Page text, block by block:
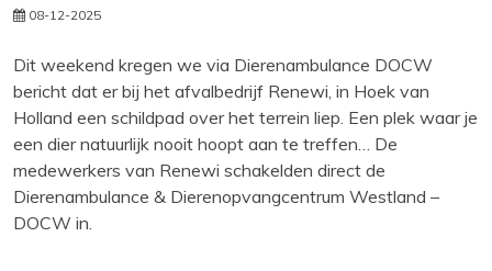
08-12-2025
Dit weekend kregen we via Dierenambulance DOCW
bericht dat er bij het afvalbedrijf Renewi, in Hoek van
Holland een schildpad over het terrein liep. Een plek waar je
een dier natuurlijk nooit hoopt aan te treffen… De
medewerkers van Renewi schakelden direct de
Dierenambulance & Dierenopvangcentrum Westland –
DOCW in.